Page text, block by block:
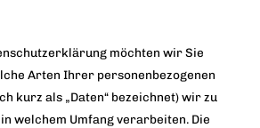
möchten wir Sie
Arten Ihrer personenbezogenen
kurz als „Daten“ bezeichnet) wir zu
welchem Umfang verarbeiten. Die